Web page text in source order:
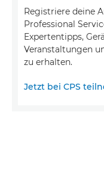
Registriere deine
Professional
Expertentipps,
Veranstaltungen
zu erhalten.
Jetzt bei CPS